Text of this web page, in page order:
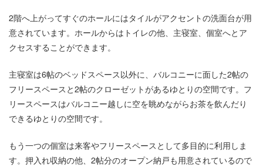
2階へ上がってすぐのホールにはタイルがアクセントの洗面台が用
意されています。ホールからはトイレの他、主寝室、個室へとア
クセスすることができます。
主寝室は6帖のベッドスペース以外に、バルコニーに面した2帖の
フリースペースと2帖のクローゼットがあるゆとりの空間です。フ
リースペースはバルコニー越しに空を眺めながらお茶を飲んだり
できるゆとりの空間です。
もう一つの個室は来客やフリースペースとして多目的に利用しま
す。押入れ収納の他、2帖分のオープン納戸も用意されているので